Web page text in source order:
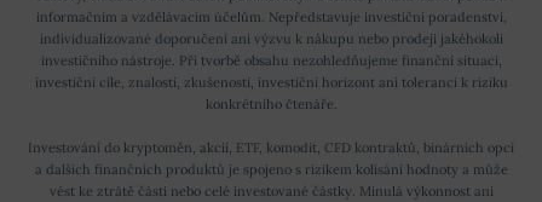
informačním a vzdělávacím účelům. Nepředstavuje investiční poradenství,
individualizované doporučení ani výzvu k nákupu nebo prodeji jakéhokoli
investičního nástroje. Při tvorbě obsahu nezohledňujeme finanční situaci,
investiční cíle, znalosti, zkušenosti, investiční horizont ani toleranci k riziku
konkrétního čtenáře.
Investování do kryptoměn, akcií, ETF, komodit, CFD kontraktů, binárních opcí
a dalších finančních produktů je spojeno s rizikem kolísání hodnoty a může
vést ke ztrátě části nebo celé investované částky. Minulá výkonnost ani